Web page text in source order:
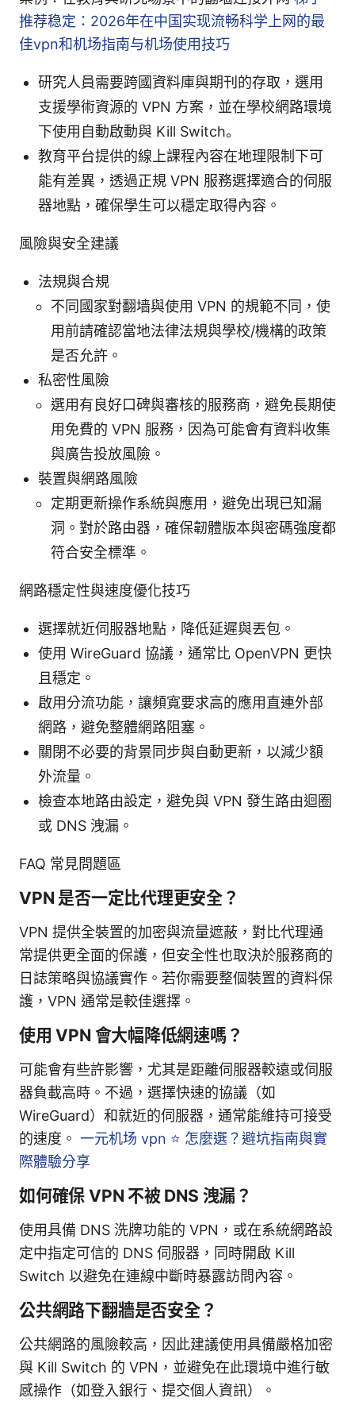
推荐稳定：2026年在中国实现流畅科学上网的最
佳vpn和机场指南与机场使用技巧
研究人員需要跨國資料庫與期刊的存取，選用
支援學術資源的 VPN 方案，並在學校網路環境
下使用自動啟動與 Kill Switch。
教育平台提供的線上課程內容在地理限制下可
能有差異，透過正規 VPN 服務選擇適合的伺服
器地點，確保學生可以穩定取得內容。
風險與安全建議
法規與合規
不同國家對翻墙與使用 VPN 的規範不同，使
用前請確認當地法律法規與學校/機構的政策
是否允許。
私密性風險
選用有良好口碑與審核的服務商，避免長期使
用免費的 VPN 服務，因為可能會有資料收集
與廣告投放風險。
裝置與網路風險
定期更新操作系統與應用，避免出現已知漏
洞。對於路由器，確保韌體版本與密碼強度都
符合安全標準。
網路穩定性與速度優化技巧
選擇就近伺服器地點，降低延遲與丟包。
使用 WireGuard 協議，通常比 OpenVPN 更快
且穩定。
啟用分流功能，讓頻寬要求高的應用直連外部
網路，避免整體網路阻塞。
關閉不必要的背景同步與自動更新，以減少額
外流量。
檢查本地路由設定，避免與 VPN 發生路由迴圈
或 DNS 洩漏。
FAQ 常見問題區
VPN 是否一定比代理更安全？
VPN 提供全裝置的加密與流量遮蔽，對比代理通
常提供更全面的保護，但安全性也取決於服務商的
日誌策略與協議實作。若你需要整個裝置的資料保
護，VPN 通常是較佳選擇。
使用 VPN 會大幅降低網速嗎？
可能會有些許影響，尤其是距離伺服器較遠或伺服
器負載高時。不過，選擇快速的協議（如
WireGuard）和就近的伺服器，通常能維持可接受
的速度。 一元机场 vpn ⭐ 怎麼選？避坑指南與實
際體驗分享
如何確保 VPN 不被 DNS 洩漏？
使用具備 DNS 洗牌功能的 VPN，或在系統網路設
定中指定可信的 DNS 伺服器，同時開啟 Kill
Switch 以避免在連線中斷時暴露訪問內容。
公共網路下翻牆是否安全？
公共網路的風險較高，因此建議使用具備嚴格加密
與 Kill Switch 的 VPN，並避免在此環境中進行敏
感操作（如登入銀行、提交個人資訊）。